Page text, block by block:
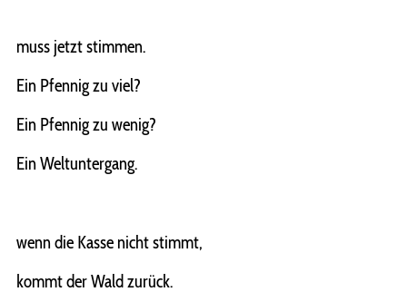
muss jetzt stimmen.
Ein Pfennig zu viel?
Ein Pfennig zu wenig?
Ein Weltuntergang.
wenn die Kasse nicht stimmt,
kommt der Wald zurück.